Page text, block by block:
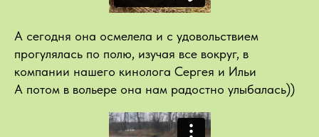
А сегодня она осмелела и с удовольствием
прогулялась по полю, изучая все вокруг, в
компании нашего кинолога Сергея и Ильи
А потом в вольере она нам радостно улыбалась))